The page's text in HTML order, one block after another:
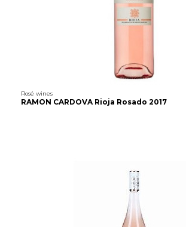
Rosé wines
RAMON CARDOVA Rioja Rosado 2017